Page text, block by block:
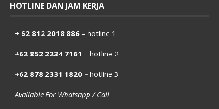
HOTLINE DAN JAM KERJA
+ 62 812 2018 886 – hotline 1
+62 852 2234 7161 – hotline 2
+62 878 2331 1820 – hotline 3
Available For Whatsapp / Call